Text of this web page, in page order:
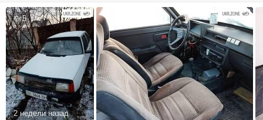
5
2 недели назад